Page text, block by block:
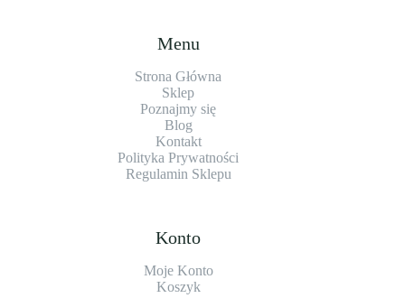
Menu
Strona Główna
Sklep
Poznajmy się
Blog
Kontakt
Polityka Prywatności
Regulamin Sklepu
Konto
Moje Konto
Koszyk